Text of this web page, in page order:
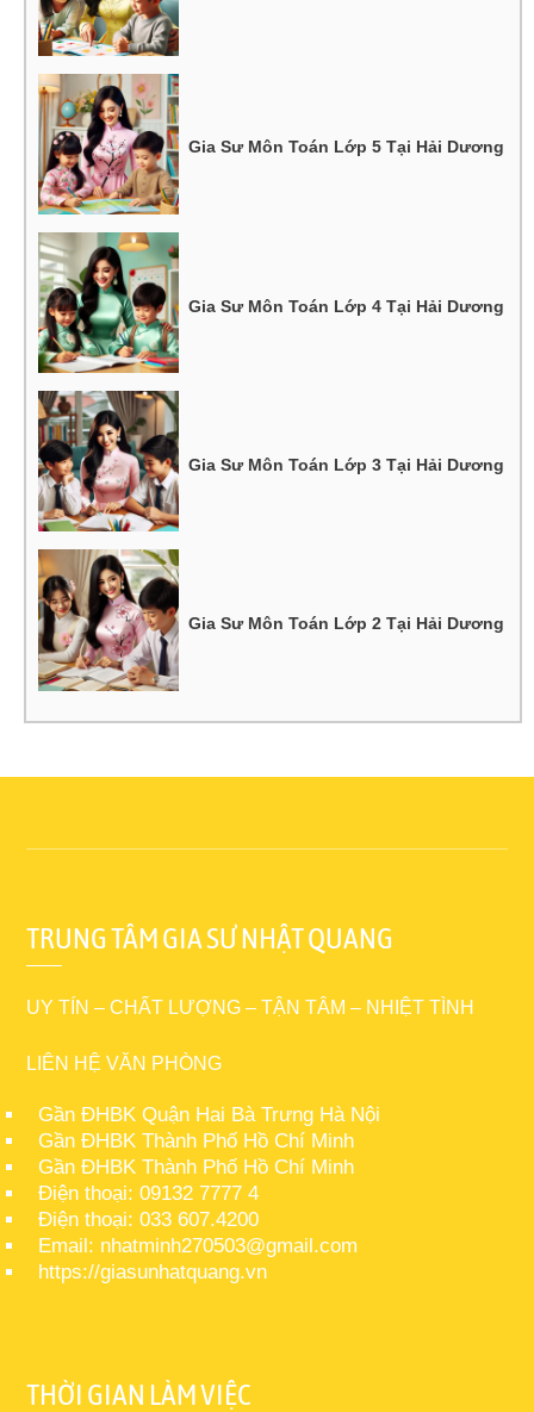
Gia Sư Môn Toán Lớp 5 Tại Hải Dương
Gia Sư Môn Toán Lớp 4 Tại Hải Dương
Gia Sư Môn Toán Lớp 3 Tại Hải Dương
Gia Sư Môn Toán Lớp 2 Tại Hải Dương
TRUNG TÂM GIA SƯ NHẬT QUANG
UY TÍN – CHẤT LƯỢNG – TẬN TÂM – NHIỆT TÌNH
LIÊN HỆ VĂN PHÒNG
Gần ĐHBK Quận Hai Bà Trưng Hà Nội
Gần ĐHBK Thành Phố Hồ Chí Minh
Gần ĐHBK Thành Phố Hồ Chí Minh
Điện thoại: 09132 7777 4
Điện thoại: 033 607.4200
Email: nhatminh270503@gmail.com
https://giasunhatquang.vn
THỜI GIAN LÀM VIỆC